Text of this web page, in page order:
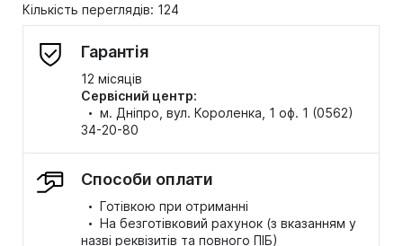
Кількість переглядів: 124
Гарантія
12 місяців
Сервісний центр:
· м. Дніпро, вул. Короленка, 1 оф. 1 (0562)
34-20-80
Способи оплати
· Готівкою при отриманні
· На безготівковий рахунок (з вказанням у
назві реквізитів та повного ПІБ)